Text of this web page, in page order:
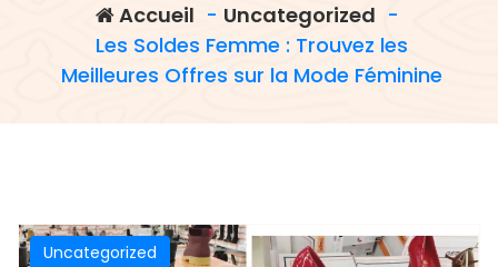
Accueil - Uncategorized -
Les Soldes Femme : Trouvez les
Meilleures Offres sur la Mode Féminine
Uncategorized